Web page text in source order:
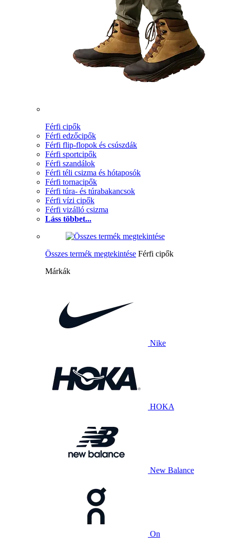
Férfi cipők
Férfi edzőcipők
Férfi flip-flopok és csúszdák
Férfi sportcipők
Férfi szandálok
Férfi téli csizma és hótaposók
Férfi tornacipők
Férfi túra- és túrabakancsok
Férfi vízi cipők
Férfi vizálló csizma
Láss többet...
Összes termék megtekintése Férfi cipők
Márkák
Nike
HOKA
New Balance
On